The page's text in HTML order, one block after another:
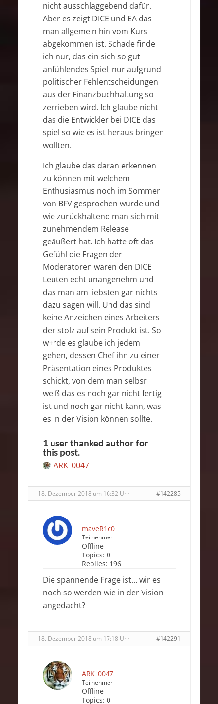
nicht ausschlaggebend dafür.
Aber es zeigt DICE und EA das
man allgemein hin vom Kurs
abgekommen ist. Schade finde
ich nur, das ein sich so gut
anfühlendes Spiel, nur aufgrund
politischer Fehlentscheidungen
aus der Finanzbuchhaltung so
zerrieben wird. Ich glaube nicht
das die Entwickler bei DICE das
spiel so wie es ist heraus bringen
wollten.
Ich glaube das daran erkennen
zu können mit welchem
Enthusiasmus noch im Sommer
von BFV gesprochen wurde und
wie zurückhaltend man sich mit
zunehmendem Release
geäußert hat. Ich hatte oft das
Gefühl die Fragen der
Moderatoren waren den DICE
Leuten echt unangenehm und
das man am liebsten gar nichts
dazu sagen will. Und das sind
keine Anzeichen eines Arbeiters
der stolz auf sein Produkt ist. So
w+rde es glaube ich jedem
gehen, dessen Chef ihn zu einer
Präsentation eines Produktes
schickt, von dem man selbsr
weiß das es noch gar nicht fertig
ist und noch gar nicht kann, was
es in der Vision können sollte.
1 user thanked author for
this post.
ARK_0047
18. Dezember 2018 um 16:32 Uhr #142285
maveR1c0
Teilnehmer
Offline
Topics: 0
Replies: 196
Die spannende Frage ist… wir es
noch so werden wie in der Vision
angedacht?
18. Dezember 2018 um 17:18 Uhr #142291
ARK_0047
Teilnehmer
Offline
Topics: 0